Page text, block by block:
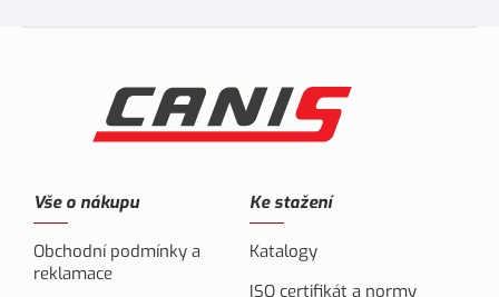
Vše o nákupu
Obchodní podmínky a
reklamace
Ke stažení
Katalogy
ISO certifikát a normy